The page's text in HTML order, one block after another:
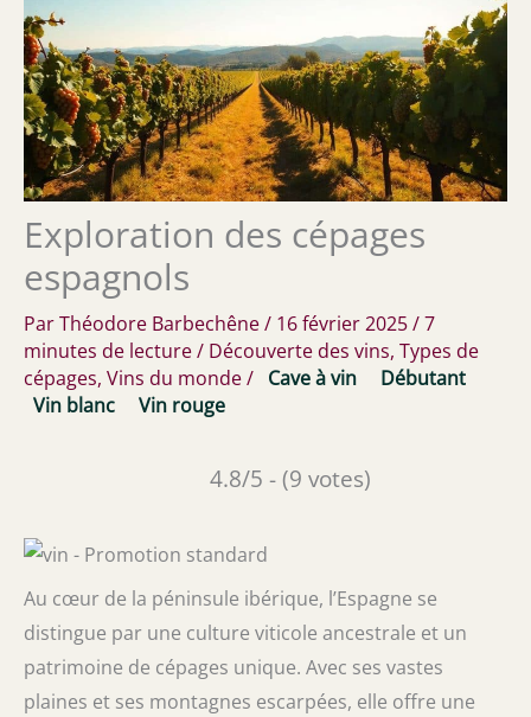
Exploration des cépages
espagnols
ParThéodore Barbechêne/ 16 février 2025/7
minutes de lecture/ Découverte des vins, Types de
cépages, Vins du monde/ Cave à vin
Débutant
Vin blanc
Vin rouge
4.8/5 - (9 votes)
Au cœur de la péninsule ibérique, l’Espagne se
distingue par une culture viticole ancestrale et un
patrimoine de cépages unique. Avec ses vastes
plaines et ses montagnes escarpées, elle offre une